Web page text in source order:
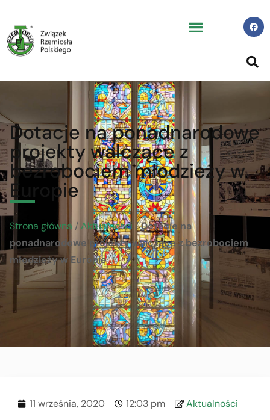
Dotacje na ponadnarodowe
projekty walczące z
bezrobociem młodzieży w
Europie
Strona główna /Aktualności /Dotacje na
ponadnarodowe projekty walczące z bezrobociem
młodzieży w Europie
11 września, 2020 12:03 pm Aktualności